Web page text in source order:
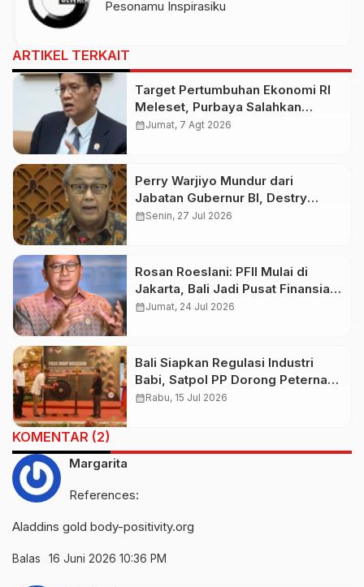
Pesonamu Inspirasiku
ARTIKEL TERKAIT
Target Pertumbuhan Ekonomi RI
Meleset, Purbaya Salahkan
Lonjakan Harga Minyak Dunia
calendar_monthJumat, 7 Agt 2026
Perry Warjiyo Mundur dari
Jabatan Gubernur BI, Destry
Damayanti Ditunjuk Jadi
calendar_monthSenin, 27 Jul 2026
Rosan Roeslani: PFII Mulai di
Jakarta, Bali Jadi Pusat Finansial
Global Bertahap
calendar_monthJumat, 24 Jul 2026
Bali Siapkan Regulasi Industri
Babi, Satpol PP Dorong Peternak
Lebih Sejahtera
calendar_monthRabu, 15 Jul 2026
KOMENTAR (2)
Margarita
References:
Aladdins gold body-positivity.org
Balas 16 Juni 2026 10:36 PM